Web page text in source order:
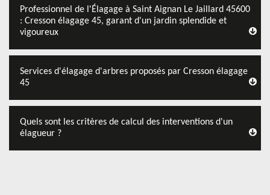
Professionnel de l'Élagage à Saint Aignan Le Jaillard 45600
: Cresson élagage 45, garant d'un jardin splendide et
vigoureux
Services d'élagage d'arbres proposés par Cresson élagage
45
Quels sont les critères de calcul des interventions d'un
élagueur ?